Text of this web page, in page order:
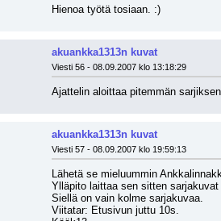
Hienoa työtä tosiaan. :)
akuankka1313n kuvat
Viesti 56 - 08.09.2007 klo 13:18:29
Ajattelin aloittaa pitemmän
akuankka1313n kuvat
Viesti 57 - 08.09.2007 klo 19:59:13
Lähetä se mieluummin
Ylläpito laittaa sen sitten
Siellä on vain kolme sarjakuvaa.
Viitatar: Etusivun juttu 10s.